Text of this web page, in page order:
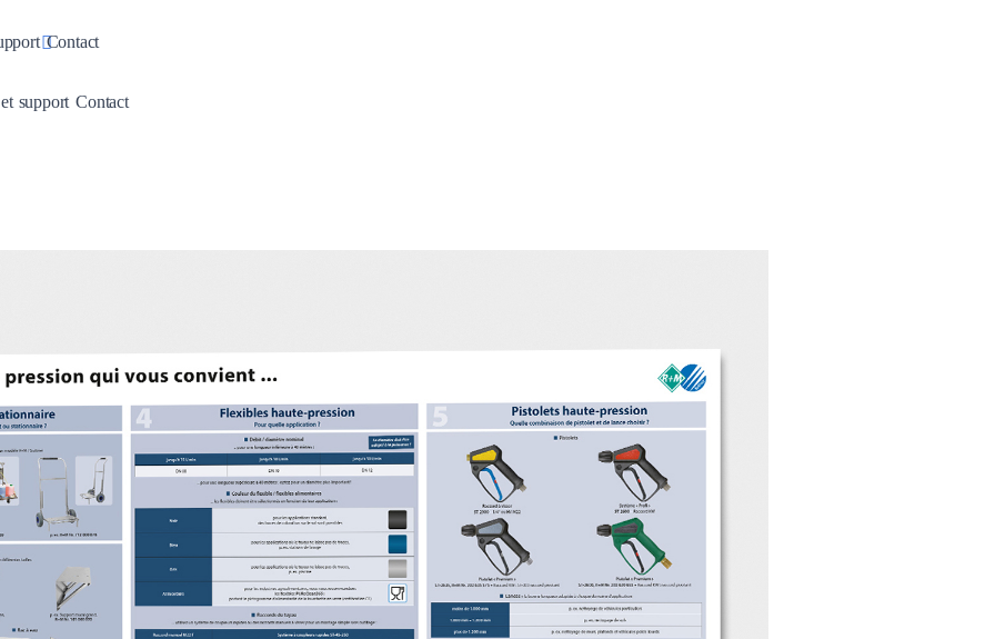
Toggle Dropdown
Contact
supportToggle Dropdown
Contact